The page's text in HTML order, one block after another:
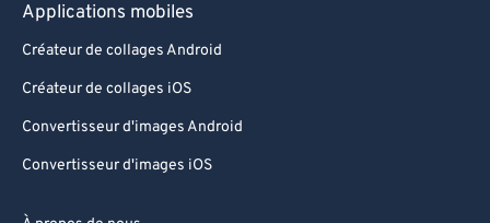
Applications mobiles
Créateur de collages Android
Créateur de collages iOS
Convertisseur d'images Android
Convertisseur d'images iOS